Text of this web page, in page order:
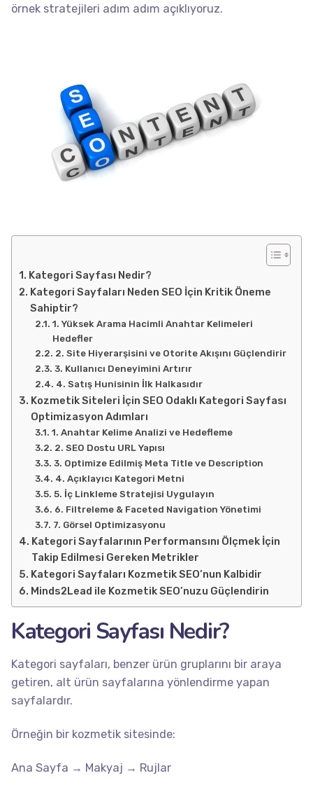
örnek stratejileri adım adım açıklıyoruz.
Kategori Sayfası Nedir?
Kategori Sayfaları Neden SEO İçin Kritik Öneme
Sahiptir?
1. Yüksek Arama Hacimli Anahtar Kelimeleri
Hedefler
2. Site Hiyerarşisini ve Otorite Akışını Güçlendirir
3. Kullanıcı Deneyimini Artırır
4. Satış Hunisinin İlk Halkasıdır
Kozmetik Siteleri İçin SEO Odaklı Kategori Sayfası
Optimizasyon Adımları
1. Anahtar Kelime Analizi ve Hedefleme
2. SEO Dostu URL Yapısı
3. Optimize Edilmiş Meta Title ve Description
4. Açıklayıcı Kategori Metni
5. İç Linkleme Stratejisi Uygulayın
6. Filtreleme & Faceted Navigation Yönetimi
7. Görsel Optimizasyonu
Kategori Sayfalarının Performansını Ölçmek İçin
Takip Edilmesi Gereken Metrikler
Kategori Sayfaları Kozmetik SEO’nun Kalbidir
Minds2Lead ile Kozmetik SEO’nuzu Güçlendirin
Kategori Sayfası Nedir?
Kategori sayfaları, benzer ürün gruplarını bir araya
getiren, alt ürün sayfalarına yönlendirme yapan
sayfalardır.
Örneğin bir kozmetik sitesinde:
Ana Sayfa → Makyaj → Rujlar